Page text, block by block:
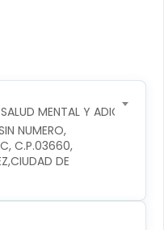
MENTAL Y ADICCIONES
NUMERO,
C.P.03660,
DE